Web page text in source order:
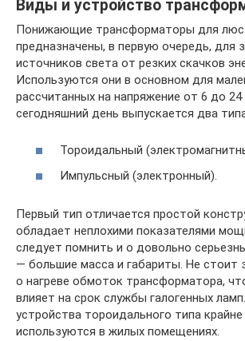
Виды и устройство
Понижающие трансформаторы для
предназначены, в первую очередь, для
источников света от резких скачков
Используются они в основном для
рассчитанных на напряжение от 6 до 24
сегодняшний день выпускается два
Тороидальный
Импульсный (электронный).
Первый тип отличается простой
обладает неплохими показателями
следует помнить и о довольно
— большие масса и габариты. Не стоит
о нагреве обмоток трансформатора,
влияет на срок службы галогенных
устройства тороидального типа
используются в жилых помещениях.